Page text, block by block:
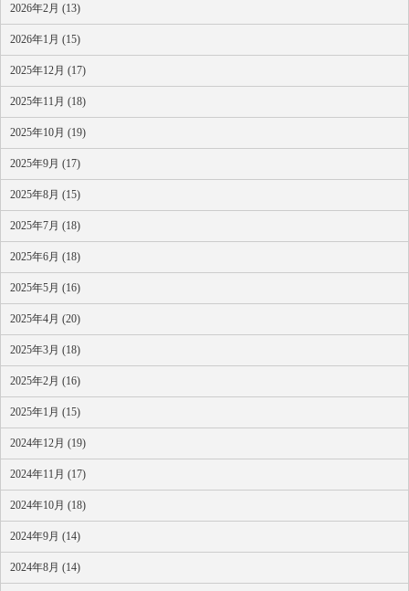
2026年2月 (13)
2026年1月 (15)
2025年12月 (17)
2025年11月 (18)
2025年10月 (19)
2025年9月 (17)
2025年8月 (15)
2025年7月 (18)
2025年6月 (18)
2025年5月 (16)
2025年4月 (20)
2025年3月 (18)
2025年2月 (16)
2025年1月 (15)
2024年12月 (19)
2024年11月 (17)
2024年10月 (18)
2024年9月 (14)
2024年8月 (14)